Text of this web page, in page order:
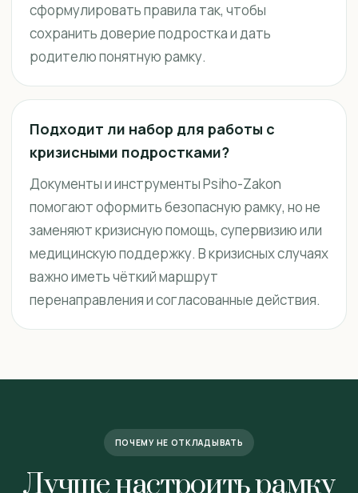
сформулировать правила так, чтобы
сохранить доверие подростка и дать
родителю понятную рамку.
Подходит ли набор для работы с
кризисными подростками?
Документы и инструменты Psiho-Zakon
помогают оформить безопасную рамку, но не
заменяют кризисную помощь, супервизию или
медицинскую поддержку. В кризисных случаях
важно иметь чёткий маршрут
перенаправления и согласованные действия.
ПОЧЕМУ НЕ ОТКЛАДЫВАТЬ
Лучше настроить рамку